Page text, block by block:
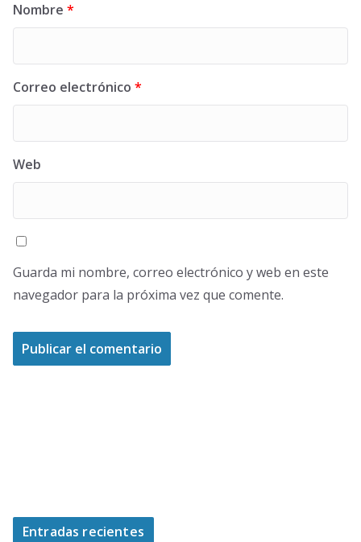
Nombre *
Correo electrónico *
Web
Guarda mi nombre, correo electrónico y web en este
navegador para la próxima vez que comente.
Entradas recientes